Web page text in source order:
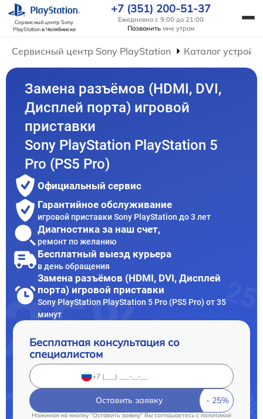
Сервисный центр Sony
PlayStationв Челябинске
+7 (351) 200-51-37
Ежедневно с 9:00 до 21:00
Позвонить мне утром
Сервисный центр Sony PlayStation Каталог
Замена разъёмов (HDMI, DVI,
Дисплей порта) игровой
приставки
Sony PlayStation PlayStation 5
Pro (PS5 Pro)
Официальный сервис
Гарантийное обслуживание
игровой приставки Sony PlayStation до 3 лет
Диагностика за наш счет,
ремонт по желанию
Бесплатный выезд курьера
в день обращения
Замена разъёмов (HDMI, DVI, Дисплей
порта) игровой приставки
Sony PlayStation PlayStation 5 Pro (PS5 Pro) от 35
минут
Бесплатная консультация со
специалистом
Оставить заявку
Нажимая на кнопку "Оставить заявку" Вы соглашаетесь cполитикой